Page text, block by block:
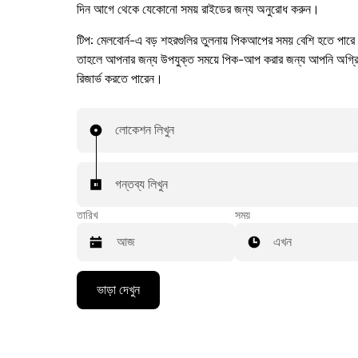
দিন আগে থেকে যেকোনো সময় রাইডের জন্য অনুরোধ করুন।
টিপ: মেলবোর্ন-এ বড় শহরগুলির তুলনায় পিকআপের সময় বেশি হতে
তাহলে আপনার জন্য উপযুক্ত সময়ে পিক-আপ করার জন্য আপনি
রিজার্ভ করতে পারেন।
লোকেশন লিখুন
গন্তব্য লিখুন
তারিখ
Press
down
সময়
এখন
ভাড়া দেখুন